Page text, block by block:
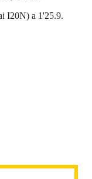
I20N) a 1'25.9.